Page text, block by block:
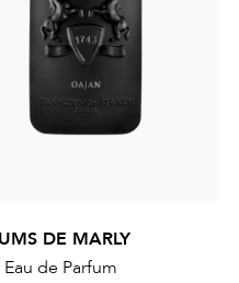
DE MARLY
de Parfum